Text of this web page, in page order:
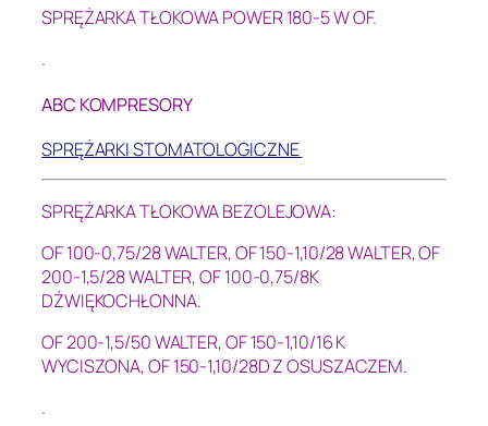
SPRĘŻARKA TŁOKOWA POWER 180-5 W OF.
.
ABC KOMPRESORY
SPRĘŻARKI STOMATOLOGICZNE
SPRĘŻARKA TŁOKOWA BEZOLEJOWA:
OF 100-0,75/28 WALTER,OF 150-1,10/28 WALTER,OF
200-1,5/28 WALTER,OF 100-0,75/8K
DŹWIĘKOCHŁONNA.
OF 200-1,5/50 WALTER,OF 150-1,10/16 K
WYCISZONA,OF 150-1,10/28D Z OSUSZACZEM.
.